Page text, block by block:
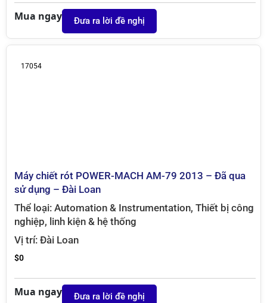
Mua ngay Đưa ra lời đề nghị
17054
Máy chiết rót POWER-MACH AM-79 2013 – Đã qua
sử dụng – Đài Loan
Thể loại: Automation & Instrumentation, Thiết bị công
nghiệp, linh kiện & hệ thống
Vị trí: Đài Loan
$0
Mua ngay Đưa ra lời đề nghị